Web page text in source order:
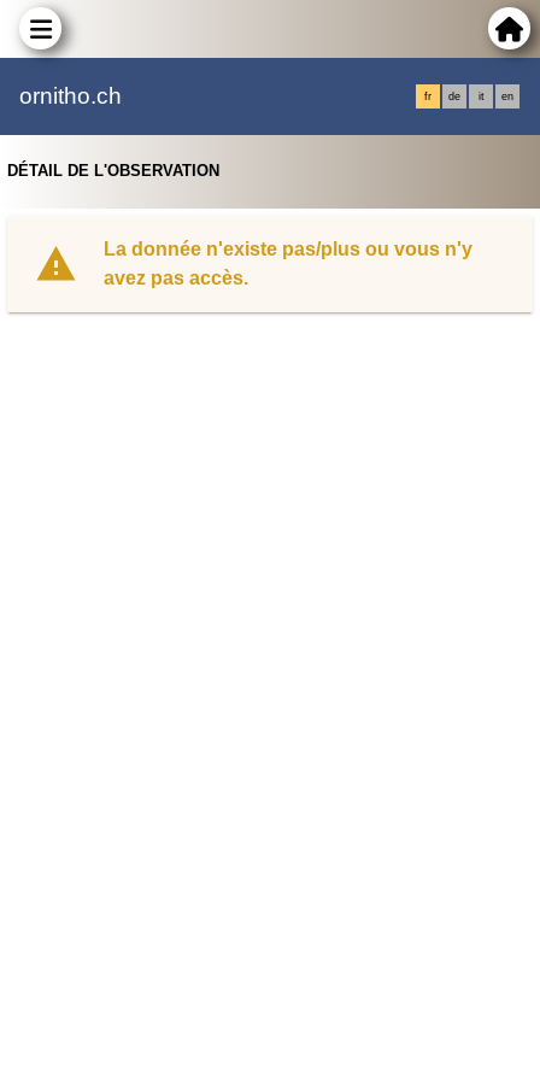
ornitho.ch fr de it en
DÉTAIL DE L'OBSERVATION
La donnée n'existe pas/plus ou vous n'y
avez pas accès.